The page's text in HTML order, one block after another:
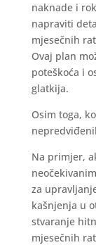
naknade i
napraviti
mjesečnih
Ovaj plan
poteškoća i
glatkija.
Osim toga,
Na primjer,
za
kašnjenja u
stvaranje
mjesečnih